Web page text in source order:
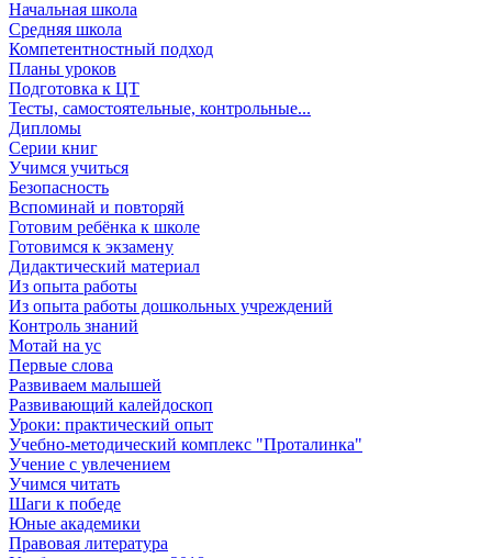
Начальная школа
Средняя школа
Компетентностный подход
Планы уроков
Подготовка к ЦТ
Тесты, самостоятельные, контрольные...
Дипломы
Серии книг
Учимся учиться
Безопасность
Вспоминай и повторяй
Готовим ребёнка к школе
Готовимся к экзамену
Дидактический материал
Из опыта работы
Из опыта работы дошкольных учреждений
Контроль знаний
Мотай на ус
Первые слова
Развиваем малышей
Развивающий калейдоскоп
Уроки: практический опыт
Учебно-методический комплекс "Проталинка"
Учение с увлечением
Учимся читать
Шаги к победе
Юные академики
Правовая литература